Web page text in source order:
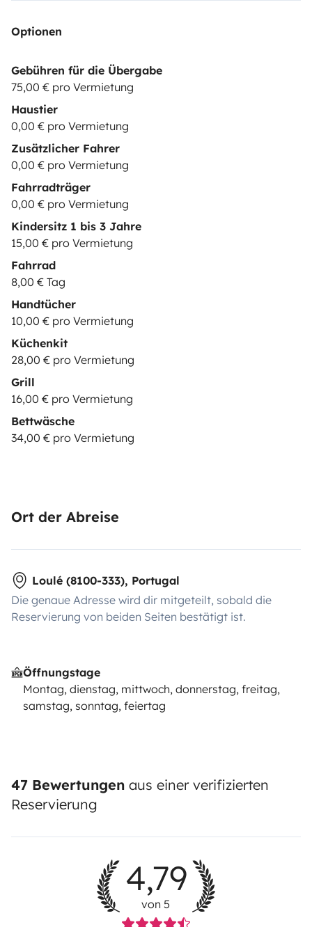
Optionen
Gebühren für die Übergabe
75,00 € pro Vermietung
Haustier
0,00 € pro Vermietung
Zusätzlicher Fahrer
0,00 € pro Vermietung
Fahrradträger
0,00 € pro Vermietung
Kindersitz 1 bis 3 Jahre
15,00 € pro Vermietung
Fahrrad
8,00 € Tag
Handtücher
10,00 € pro Vermietung
Küchenkit
28,00 € pro Vermietung
Grill
16,00 € pro Vermietung
Bettwäsche
34,00 € pro Vermietung
Ort der Abreise
Loulé (8100-333), Portugal
Die genaue Adresse wird dir mitgeteilt, sobald die
Reservierung von beiden Seiten bestätigt ist.
Öffnungstage
Montag, dienstag, mittwoch, donnerstag, freitag,
samstag, sonntag, feiertag
47 Bewertungen aus einer verifizierten
Reservierung
4,79
von 5